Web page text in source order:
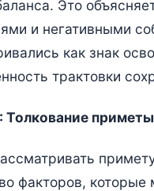
Это
и негативными
как знак
трактовки
Толкование
факторов, которые